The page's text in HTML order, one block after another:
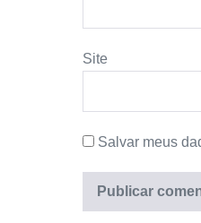
Site
Salvar meus